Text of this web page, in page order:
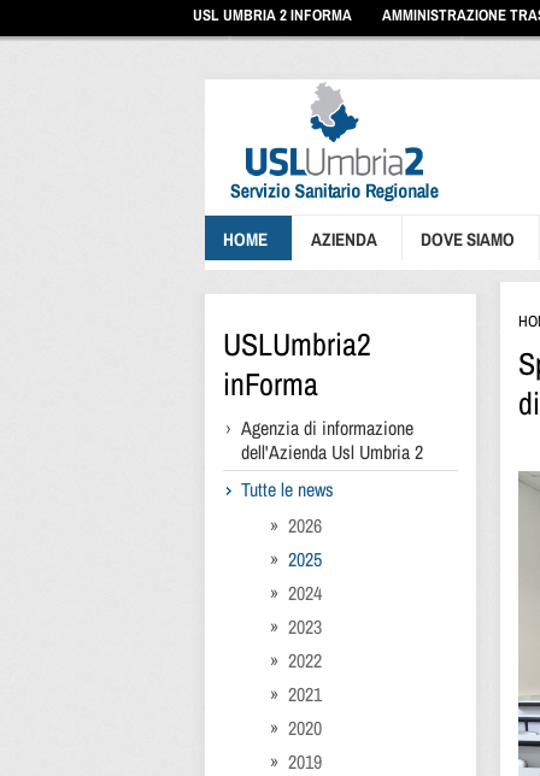
ai
USL UMBRIA 2 INFORMA AMMINISTRAZIONE
HOME AZIENDA DOVE SIAMO
USLUmbria2
inForma
Agenzia di informazione
dell'Azienda Usl Umbria 2
Tutte le news
2026
2025
2024
2023
2022
2021
2020
2019